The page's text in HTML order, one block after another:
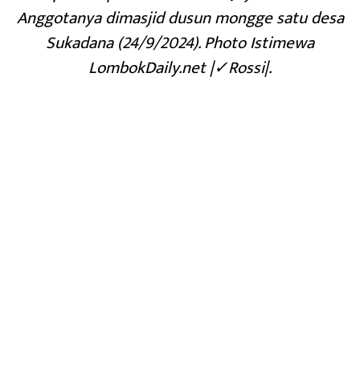
Anggotanya dimasjid dusun mongge satu desa
Sukadana (24/9/2024). Photo Istimewa
LombokDaily.net |✓Rossi|.